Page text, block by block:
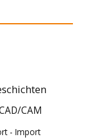
CAM
- Import